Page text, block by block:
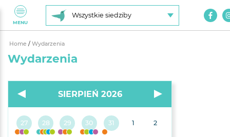
MENU
Wszystkie siedziby
Home / Wydarzenia
Wydarzenia
SIERPIEŃ 2026
27 28 29 30 31 1 2